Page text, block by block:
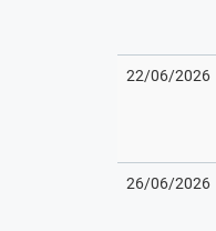
22/06/2026
26/06/2026